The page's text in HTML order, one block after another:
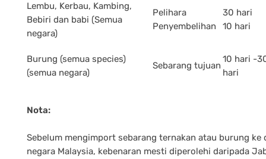
Lembu, Kerbau, Kambing,
Bebiri dan babi (Semua
negara)
Pelihara
Penyembelihan
30 hari
10 hari
Burung (semua species)
(semua negara)
Sebarang tujuan
10 hari -
hari
Nota:
Sebelum mengimport sebarang ternakan atau burung ke
negara Malaysia, kebenaran mesti diperolehi daripada